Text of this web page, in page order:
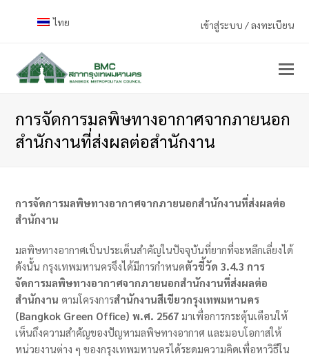
ไทย เข้าสู่ระบบ / ลงทะเบียน
การจัดการมลพิษทางอากาศจากภายนอก
สำนักงานที่ส่งผลต่อสำนักงาน
การจัดการมลพิษทางอากาศจากภายนอกสำนักงานที่ส่งผลต่อ
สำนักงาน
มลพิษทางอากาศเป็นประเด็นสำคัญในปัจจุบันที่ยากที่จะหลีกเลี่ยงได้
ดังนั้น กรุงเทพมหานครจึงได้มีการกำหนดตัวชี้วัด 3.4.3 การ
จัดการมลพิษทางอากาศจากภายนอกสำนักงานที่ส่งผลต่อ
สำนักงาน ตามโครงการสำนักงานสีเขียวกรุงเทพมหานคร
(Bangkok Green Office) พ.ศ. 2567 มาเพื่อการกระตุ้นเตือนให้
เห็นถึงความสำคัญของปัญหามลพิษทางอากาศ และมอบโอกาสให้
หน่วยงานต่าง ๆ ของกรุงเทพมหานครได้ระดมความคิดเพื่อหาวิธีใน